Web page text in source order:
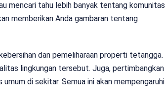
mencari tahu lebih banyak tentang komunitas
memberikan Anda gambaran tentang
dan pemeliharaan properti tetangga.
lingkungan tersebut. Juga, pertimbangkan
di sekitar. Semua ini akan mempengaruhi